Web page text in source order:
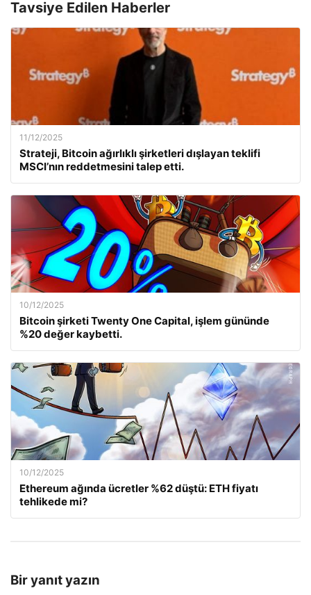
Tavsiye Edilen Haberler
11/12/2025
Strateji, Bitcoin ağırlıklı şirketleri dışlayan teklifi
MSCI’nın reddetmesini talep etti.
10/12/2025
Bitcoin şirketi Twenty One Capital, işlem gününde
%20 değer kaybetti.
10/12/2025
Ethereum ağında ücretler %62 düştü: ETH fiyatı
tehlikede mi?
Bir yanıt yazın